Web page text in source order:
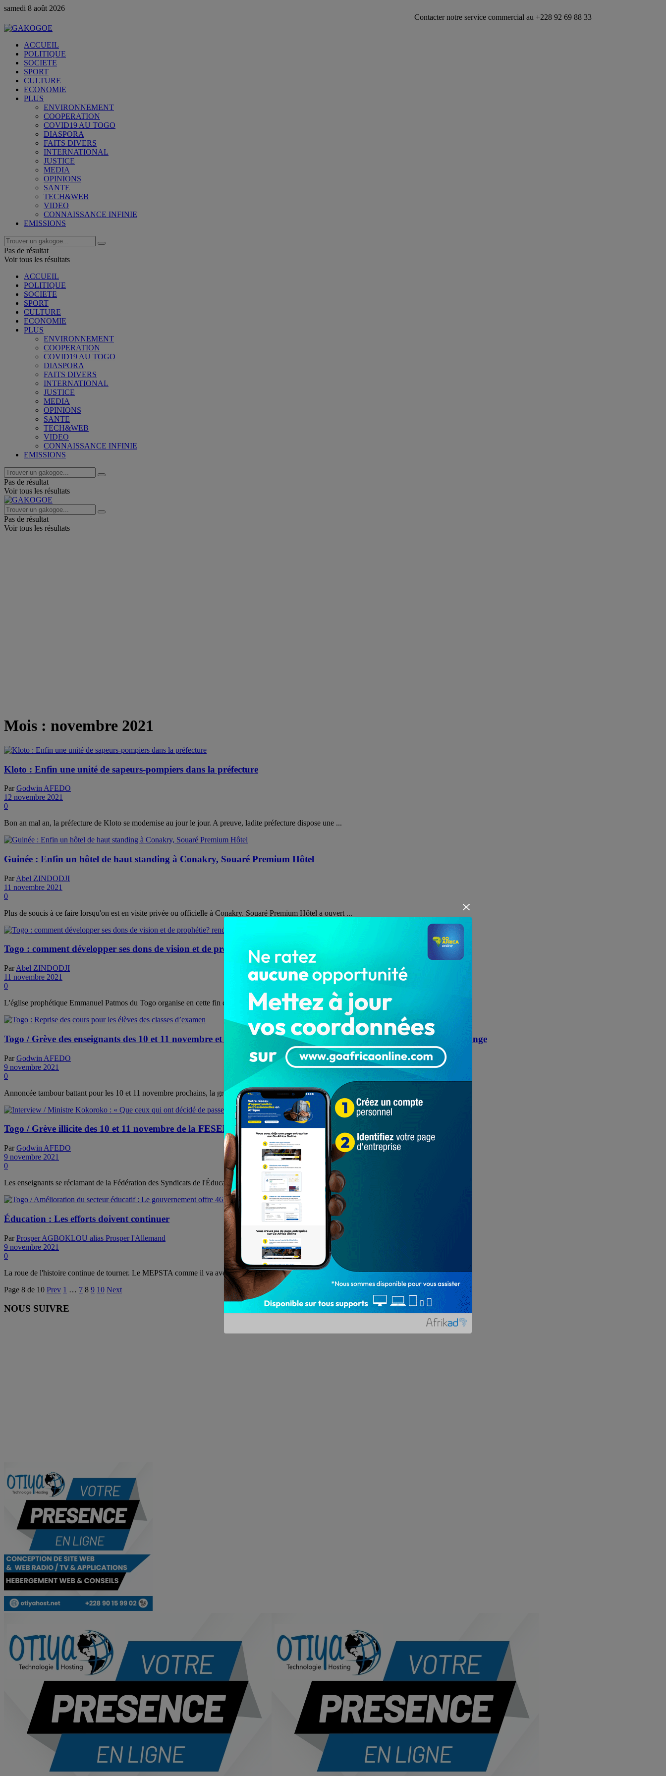
samedi 8 août 2026
Contacter notre service commercial au +228 92 69 88 33
ACCUEIL
POLITIQUE
SOCIETE
SPORT
CULTURE
ECONOMIE
PLUS
ENVIRONNEMENT
COOPERATION
COVID19 AU TOGO
DIASPORA
FAITS DIVERS
INTERNATIONAL
JUSTICE
MEDIA
OPINIONS
SANTE
TECH&WEB
VIDEO
CONNAISSANCE INFINIE
EMISSIONS
Pas de résultat
Voir tous les résultats
ACCUEIL
POLITIQUE
SOCIETE
SPORT
CULTURE
ECONOMIE
PLUS
ENVIRONNEMENT
COOPERATION
COVID19 AU TOGO
DIASPORA
FAITS DIVERS
INTERNATIONAL
JUSTICE
MEDIA
OPINIONS
SANTE
TECH&WEB
VIDEO
CONNAISSANCE INFINIE
EMISSIONS
Pas de résultat
Voir tous les résultats
Pas de résultat
Voir tous les résultats
Mois : novembre 2021
Kloto : Enfin une unité de sapeurs-pompiers dans la préfecture
Par Godwin AFEDO
12 novembre 2021
0
Bon an mal an, la préfecture de Kloto se modernise au jour le jour. A preuve, ladite préfecture dispose une ...
Guinée : Enfin un hôtel de haut standing à Conakry, Souaré Premium Hôtel
Par Abel ZINDODJI
11 novembre 2021
0
Plus de soucis à ce faire lorsqu'on est en visite privée ou officielle à Conakry. Souaré Premium Hôtel a ouvert ...
Togo : comment développer ses dons de vision et de prophétie? rendez-vous à l’école des prophètes
Par Abel ZINDODJI
11 novembre 2021
0
L'église prophétique Emmanuel Patmos du Togo organise en cette fin d'année 2021, une formation dédiée aux hommes et femmes de ...
Togo / Grève des enseignants des 10 et 11 novembre et les sanctions en perspective : La FESEN jette finalement l’éponge
Par Godwin AFEDO
9 novembre 2021
0
Annoncée tambour battant pour les 10 et 11 novembre prochains, la grève illicite et illégale de la Fédération des Syndicats ...
Togo / Grève illicite des 10 et 11 novembre de la FESEN : De grandes sanctions qui attendent les grévistes
Par Godwin AFEDO
9 novembre 2021
0
Les enseignants se réclamant de la Fédération des Syndicats de l'Éducation Nationale (FESEN) observent une grève les 10 et 11 ...
Éducation : Les efforts doivent continuer
Par Prosper AGBOKLOU alias Prosper l'Allemand
9 novembre 2021
0
La roue de l'histoire continue de tourner. Le MEPSTA comme il va avec la tenue des affaires de l'éducation au ...
Page 8 de 10 Prev 1 … 7 8 9 10 Next
NOUS SUIVRE